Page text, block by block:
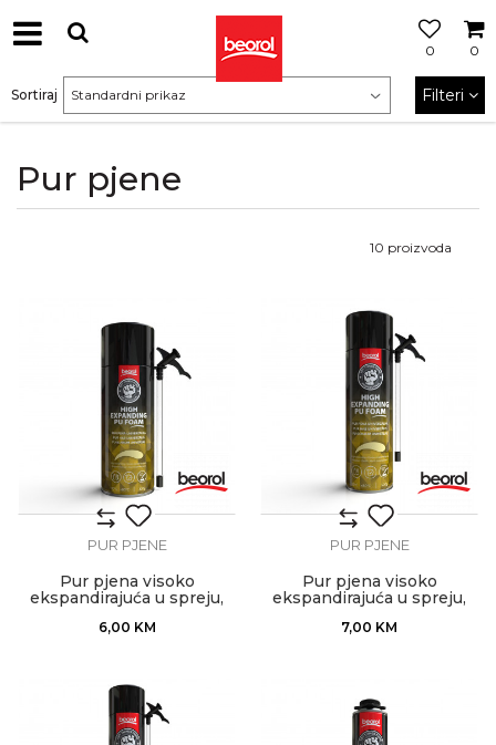
0
0
Pur pjene
Sortiraj Filteri
10 proizvoda
PUR PJENE
Pur pjena visoko
ekspandirajuća u spreju,
6,00 KM
PUR PJENE
Pur pjena visoko
ekspandirajuća u spreju,
7,00 KM